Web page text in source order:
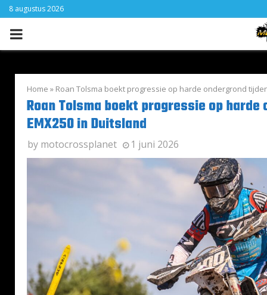
8 augustus 2026
PRIMARY
Home » Roan Tolsma boekt progressie op harde ondergrond
Roan Tolsma boekt progressie op
EMX250 in Duitsland
by motocrossplanet 1 juni 2026